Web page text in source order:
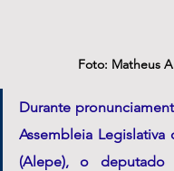
Foto: Matheus
Durante
Assembleia Legislativa
(Alepe), o deputado